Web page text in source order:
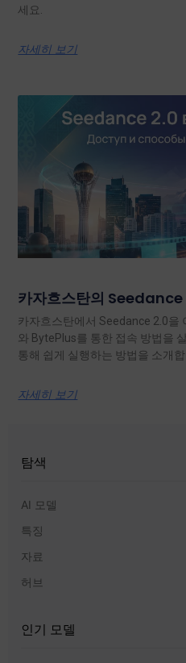
세요.
자세히 보기
카자흐스탄의 Seedance
카자흐스탄에서 Seedance 2.0을
와 BytePlus를 통한 접속 방법을
통해 쉽게 실행하는 방법을 소개합
자세히 보기
탐색
AI 모델
특징
자료
허브
인기 모델